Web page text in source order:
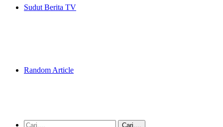
Sudut Berita TV
Random Article
Cari....